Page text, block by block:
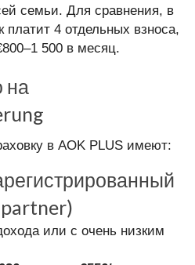
семьи. Для сравнения, в
платит 4 отдельных взноса,
500 в месяц.
на
в AOK PLUS имеют:
или с очень низким